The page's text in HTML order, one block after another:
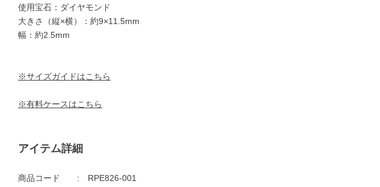
73,000円 75,000円
使用宝石：ダイヤモンド
大きさ（縦×横）：約9×11.5mm
幅：約2.5mm
※サイズガイドはこちら
※有料ケースはこちら
アイテム詳細
商品コード RPE826-001